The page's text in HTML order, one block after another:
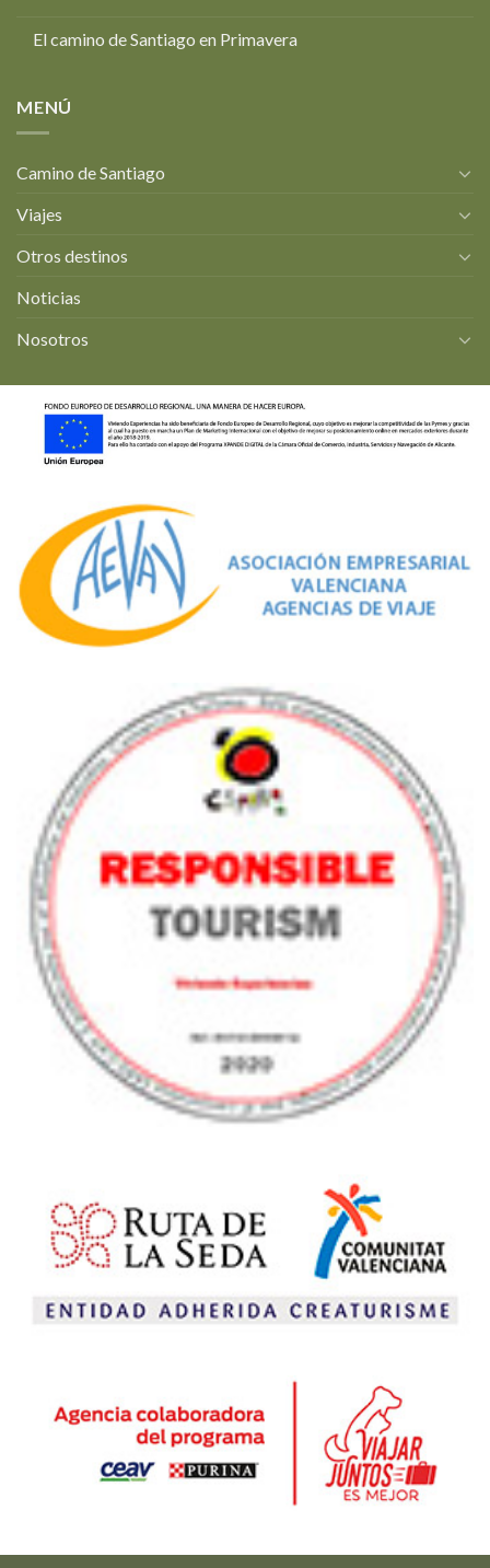
El camino de Santiago en Primavera
MENÚ
Camino de Santiago
Viajes
Otros destinos
Noticias
Nosotros